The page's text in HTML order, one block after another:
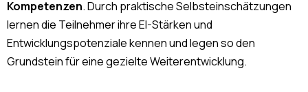
Kompetenzen. Durch praktische Selbsteinschätzungen
lernen die Teilnehmer ihre EI-Stärken und
Entwicklungspotenziale kennen und legen so den
Grundstein für eine gezielte Weiterentwicklung.